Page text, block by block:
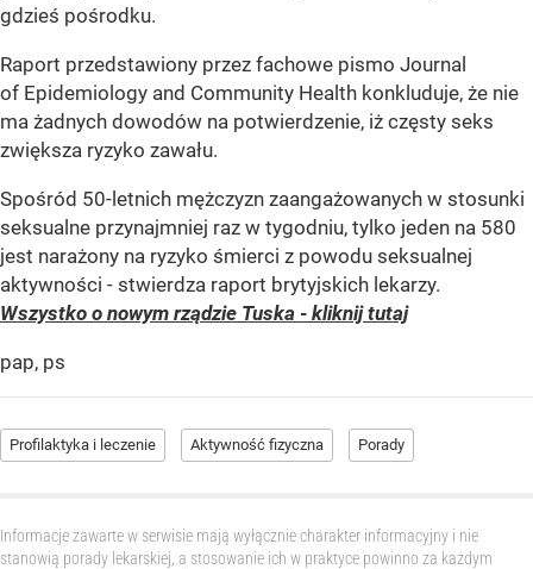
gdzieś pośrodku.
Raport przedstawiony przez fachowe pismo Journal
of Epidemiology and Community Health konkluduje, że nie
ma żadnych dowodów na potwierdzenie, iż częsty seks
zwiększa ryzyko zawału.
Spośród 50-letnich mężczyzn zaangażowanych w stosunki
seksualne przynajmniej raz w tygodniu, tylko jeden na 580
jest narażony na ryzyko śmierci z powodu seksualnej
aktywności - stwierdza raport brytyjskich lekarzy.
Wszystko o nowym rządzie Tuska - kliknij tutaj
pap, ps
Profilaktyka i leczenie Aktywność fizyczna Porady
Informacje zawarte w serwisie mają wyłącznie charakter informacyjny i nie
stanowią porady lekarskiej, a stosowanie ich w praktyce powinno za każdym